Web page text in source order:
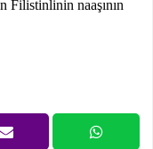
Filistinlinin naaşının